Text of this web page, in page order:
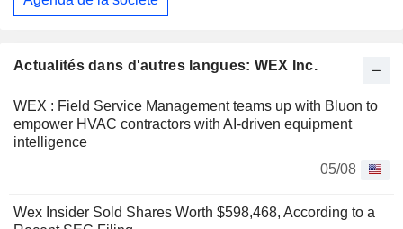
Actualités dans d'autres langues: WEX Inc.
WEX : Field Service Management teams up with Bluon to
empower HVAC contractors with AI-driven equipment
intelligence
05/08
Wex Insider Sold Shares Worth $598,468, According to a